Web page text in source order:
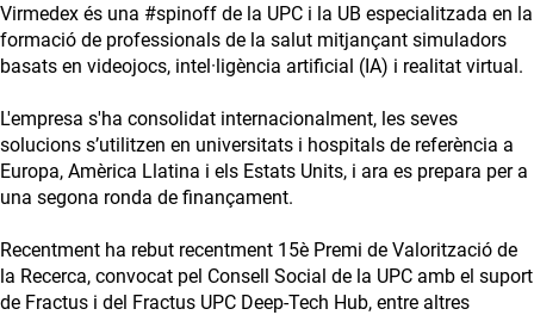
Virmedex és una #spinoff de la UPC i la UB especialitzada en la
formació de professionals de la salut mitjançant simuladors
basats en videojocs, intel·ligència artificial (IA) i realitat virtual.
L'empresa s'ha consolidat internacionalment, les seves
solucions s’utilitzen en universitats i hospitals de referència a
Europa, Amèrica Llatina i els Estats Units, i ara es prepara per a
una segona ronda de finançament.
Recentment ha rebut recentment 15è Premi de Valorització de
la Recerca, convocat pel Consell Social de la UPC amb el suport
de Fractus i del Fractus UPC Deep-Tech Hub, entre altres